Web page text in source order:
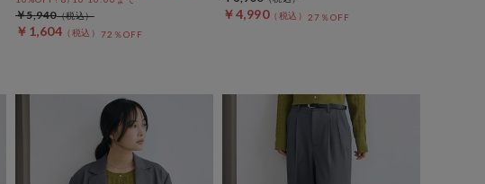
￥1,604 72％OFF
￥5,940 ￥4,990 27％OFF